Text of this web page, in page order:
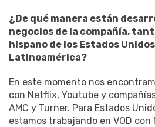
¿De qué manera están
negocios de la compañía,
hispano de los Estados
Latinoamérica?
En este momento nos
con Netflix, Youtube y
AMC y Turner. Para Estados
estamos trabajando en VOD